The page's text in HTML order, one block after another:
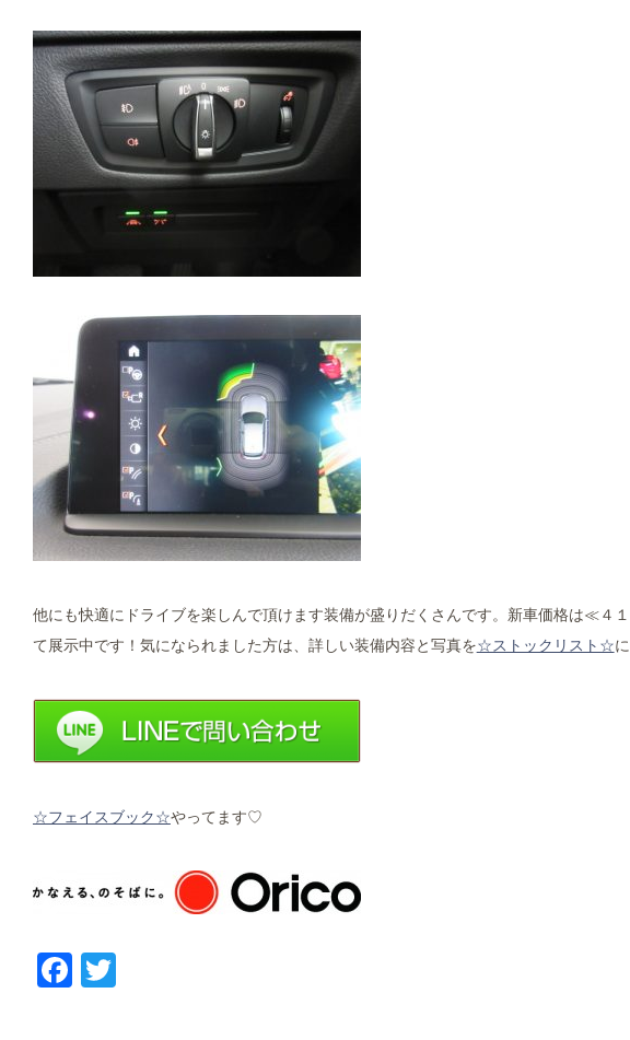
他にも快適にドライブを楽しんで頂けます装備が盛りだくさんです。新車価格は≪
て展示中です！気になられました方は、詳しい装備内容と写真を☆ストックリスト☆
☆フェイスブック☆やってます♡
Facebook